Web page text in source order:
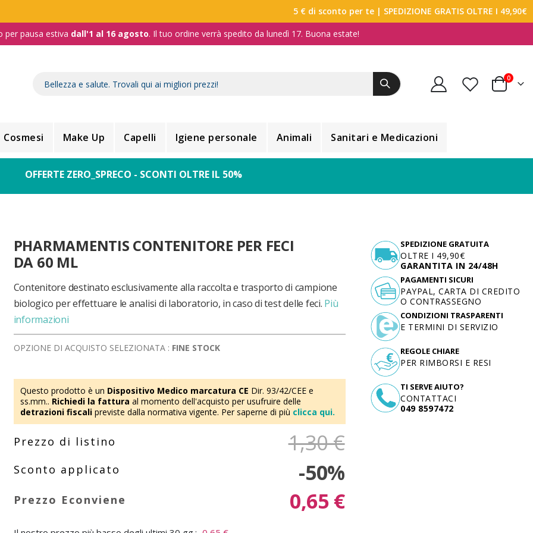
5 € di sconto per te | SPEDIZIONE GRATIS OLTRE I 49,90€
per pausa estiva dall'1 al 16 agosto. Il tuo ordine verrà spedito da lunedì 17. Buona estate!
Carrello
0
Cosmesi Make Up Capelli Igiene personale Animali Sanitari e Medicazioni
OFFERTE ZERO_SPRECO - SCONTI OLTRE IL 50%
PHARMAMENTIS CONTENITORE PER FECI
DA 60 ML
Contenitore destinato esclusivamente alla raccolta e trasporto di campione
biologico per effettuare le analisi di laboratorio, in caso di test delle feci. Più
informazioni
OPZIONE DI ACQUISTO SELEZIONATA : FINE STOCK
Questo prodotto è un Dispositivo Medico marcatura CE Dir. 93/42/CEE e
ss.mm.. Richiedi la fattura al momento dell'acquisto per usufruire delle
detrazioni fiscalipreviste dalla normativa vigente. Per saperne di più clicca qui.
1,30 €
-50%
0,65 €
SPEDIZIONE GRATUITA
OLTRE I 49,90€
GARANTITA IN 24/48H
TI SERVE AIUTO?
CONTATTACI
049 8597472
PAGAMENTI SICURI
PAYPAL, CARTA DI CREDITO
O CONTRASSEGNO
CONDIZIONI TRASPARENTI
E TERMINI DI SERVIZIO
REGOLE CHIARE
PER RIMBORSI E RESI